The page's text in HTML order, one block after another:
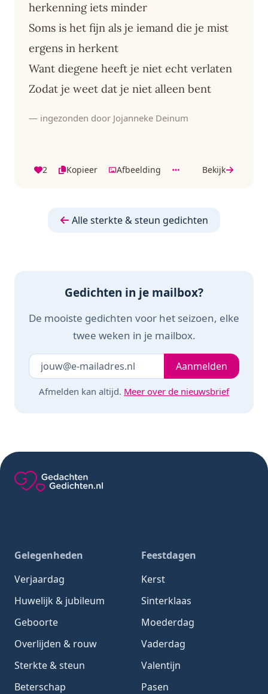
herkenning iets minder
Soms is het fijn als je iemand die je mist
ergens in herkent
Want diegene heeft je niet echt verlaten
Zodat je weet dat je niet alleen bent
— ingezonden door Jojanneke Deinum
2 Kopieer Afbeelding Bekijk
Alle sterkte & steun gedichten
Gedichten in je mailbox?
De mooiste gedichten voor het seizoen, elke
twee weken in je mailbox.
Laat dit veld leeg Je e-mailadresAanmelden
Afmelden kan altijd. Meer over de nieuwsbrief
Gelegenheden
Verjaardag
Huwelijk & jubileum
Geboorte
Overlijden & rouw
Sterkte & steun
Beterschap
Feestdagen
Kerst
Sinterklaas
Moederdag
Vaderdag
Valentijn
Pasen